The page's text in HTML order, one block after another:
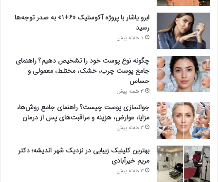
ابرو یاشار با پروژه آکوستیک «۶+۱» به صدر توجه‌ها
رسید
1 هفته پیش
چگونه نوع پوست خود را تشخیص دهیم؟ راهنمای
جامع پوست چرب، خشک، مختلط، معمولی و
حساس
3 هفته پیش
جوانسازی پوست چیست؟ راهنمای جامع روش‌ها،
مزایا، عوارض، هزینه و مراقبت‌های پس از درمان
3 هفته پیش
بهترین کلینیک زیبایی در نزدیک شهر اندیشه؛ دکتر
مریم خیرآبادی
3 هفته پیش